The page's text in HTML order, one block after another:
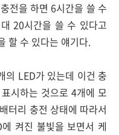
전을 하면 6시간을 쓸 수
20시간을 쓸 수 있다고
할 수 있다는 얘기다.
의 LED가 있는데 이건 충
시하는 것으로 4개에 모
터리 충전 상태에 따라서
켜진 불빛을 보면서 케